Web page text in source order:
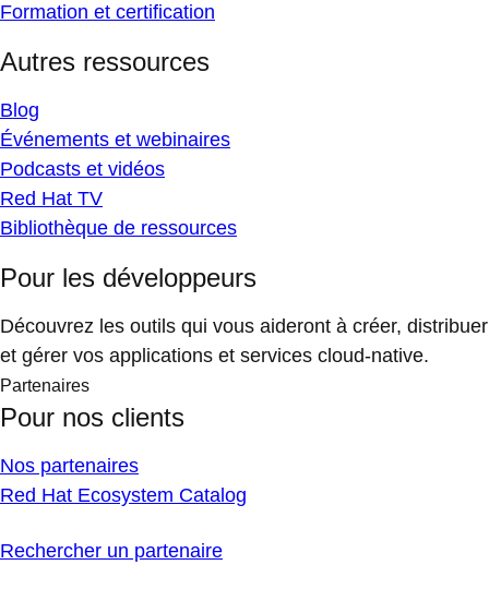
Formation et certification
Autres ressources
Blog
Événements et webinaires
Podcasts et vidéos
Red Hat TV
Bibliothèque de ressources
Pour les développeurs
Découvrez les outils qui vous aideront à créer, distribuer
et gérer vos applications et services cloud-native.
Partenaires
Pour nos clients
Nos partenaires
Red Hat Ecosystem Catalog
Rechercher un partenaire